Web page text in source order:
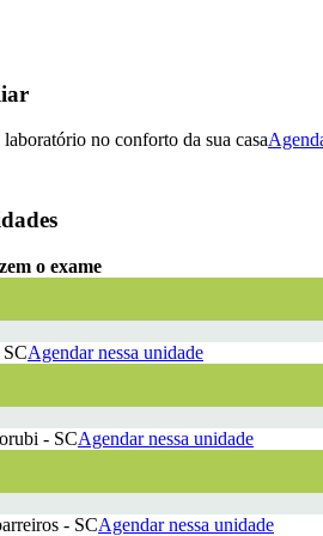
no conforto da sua casa
o exame
Agendar nessa unidade
- SCAgendar nessa unidade
- SCAgendar nessa unidade